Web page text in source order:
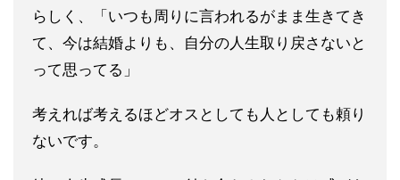
らしく、「いつも周りに言われるがまま生きてき
て、 今は結婚よりも、自分の人生取り戻さないと
って思ってる」
考えれば考えるほどオスとしても人としても頼り
ないです。